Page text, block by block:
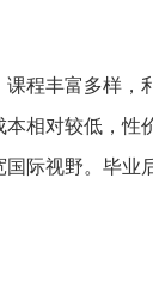
程丰富多样，
相对较低，性
际视野。毕业